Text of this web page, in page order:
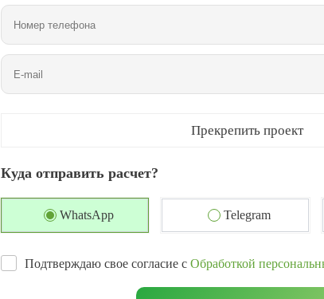
Прекрепить проект
Куда отправить расчет?
WhatsApp Telegram
Подтверждаю свое согласие с Обработкой